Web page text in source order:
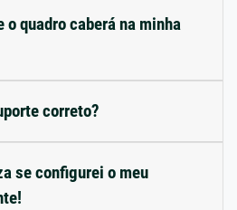
o quadro caberá na minha
correto?
se configurei o meu